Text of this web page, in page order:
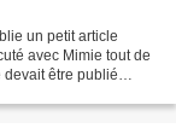
un petit article
avec Mimie tout de
devait être publié